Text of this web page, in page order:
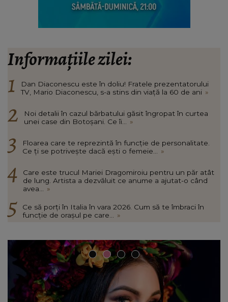
Informațiile zilei:
Dan Diaconescu este în doliu! Fratele prezentatorului
TV, Mario Diaconescu, s-a stins din viață la 60 de ani »
Noi detalii în cazul bărbatului găsit îngropat în curtea
unei case din Botoșani. Ce îi... »
Floarea care te reprezintă în funcție de personalitate.
Ce ți se potrivește dacă ești o femeie... »
Care este trucul Mariei Dragomiroiu pentru un păr atât
de lung. Artista a dezvăluit ce anume a ajutat-o când
avea... »
Ce să porți în Italia în vara 2026. Cum să te îmbraci în
funcție de orașul pe care... »